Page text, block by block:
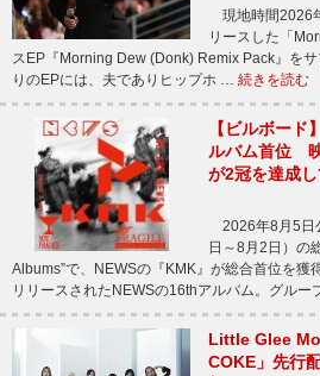
現地時間2026
リースした「
スEP『Morning Dew (Donk) Remix Pack』を
りのEPには、夫でありヒップホ … 続きを読む
【ビルボード
ルバム首位
が2冠を達成
2026年8月5日
日～8月2日）の
Albums”で、NEWSの『KMK』が総合首位を
リリースされたNEWSの16thアルバム。グルー
Little Glee
COKE」先行